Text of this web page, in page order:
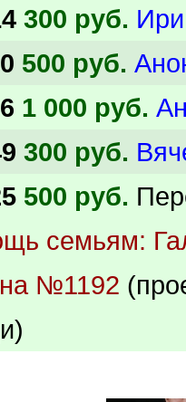
300 руб.
500 руб.
1 000 руб.
300 руб.
500 руб.
семьям:
№1192